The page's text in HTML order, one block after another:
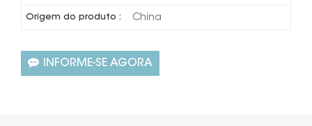
Origem do produto : China
INFORME-SE AGORA